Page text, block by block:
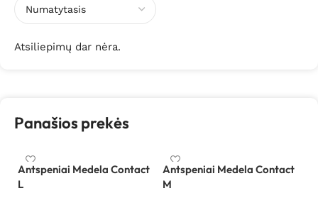
Atsiliepimų dar nėra.
Panašios prekės
Antspeniai Medela Contact
L
Antspeniai Medela Contact
M